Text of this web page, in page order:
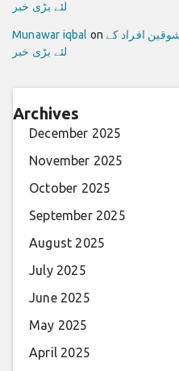
لئے بڑی خبر
Munawar iqbal on افراد کے
لئے بڑی خبر
Archives
December 2025
November 2025
October 2025
September 2025
August 2025
July 2025
June 2025
May 2025
April 2025